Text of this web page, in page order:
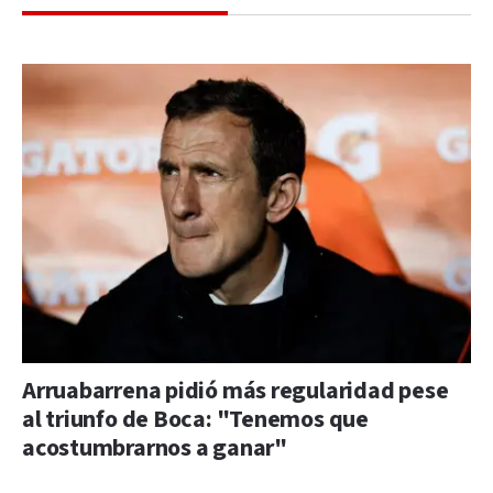
Arruabarrena pidió más regularidad pese
al triunfo de Boca: "Tenemos que
acostumbrarnos a ganar"